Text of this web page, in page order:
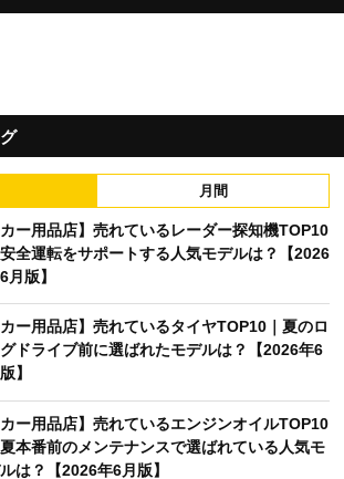
月間
カー用品店】売れているレーダー探知機TOP10
安全運転をサポートする人気モデルは？【2026
月版】
カー用品店】売れているタイヤTOP10｜夏のロ
ドライブ前に選ばれたモデルは？【2026年6
】
カー用品店】売れているエンジンオイルTOP10
夏本番前のメンテナンスで選ばれている人気モ
は？【2026年6月版】